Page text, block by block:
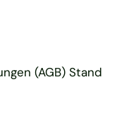
(AGB) Stand